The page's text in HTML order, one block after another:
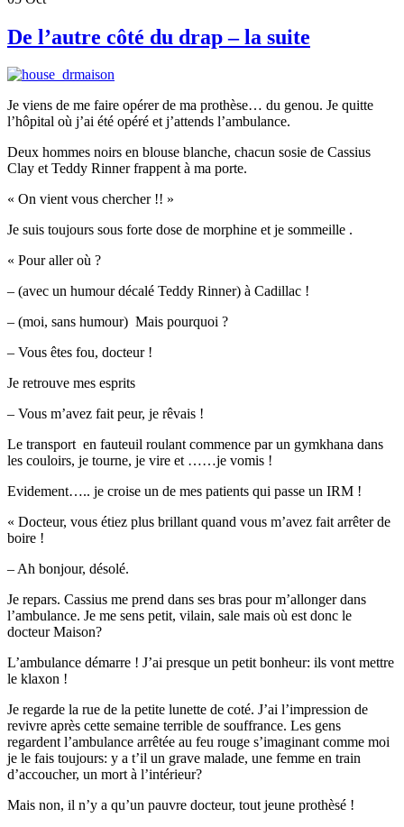
De l’autre côté du drap – la suite
Je viens de me faire opérer de ma prothèse… du genou. Je quitte
l’hôpital où j’ai été opéré et j’attends l’ambulance.
Deux hommes noirs en blouse blanche, chacun sosie de Cassius
Clay et Teddy Rinner frappent à ma porte.
« On vient vous chercher !! »
Je suis toujours sous forte dose de morphine et je sommeille .
« Pour aller où ?
– (avec un humour décalé Teddy Rinner) à Cadillac !
– (moi, sans humour) Mais pourquoi ?
– Vous êtes fou, docteur !
Je retrouve mes esprits
– Vous m’avez fait peur, je rêvais !
Le transport en fauteuil roulant commence par un gymkhana dans
les couloirs, je tourne, je vire et ……je vomis !
Evidement….. je croise un de mes patients qui passe un IRM !
« Docteur, vous étiez plus brillant quand vous m’avez fait arrêter de
boire !
– Ah bonjour, désolé.
Je repars. Cassius me prend dans ses bras pour m’allonger dans
l’ambulance. Je me sens petit, vilain, sale mais où est donc le
docteur Maison?
L’ambulance démarre ! J’ai presque un petit bonheur: ils vont mettre
le klaxon !
Je regarde la rue de la petite lunette de coté. J’ai l’impression de
revivre après cette semaine terrible de souffrance. Les gens
regardent l’ambulance arrêtée au feu rouge s’imaginant comme moi
je le fais toujours: y a t’il un grave malade, une femme en train
d’accoucher, un mort à l’intérieur?
Mais non, il n’y a qu’un pauvre docteur, tout jeune prothèsé !